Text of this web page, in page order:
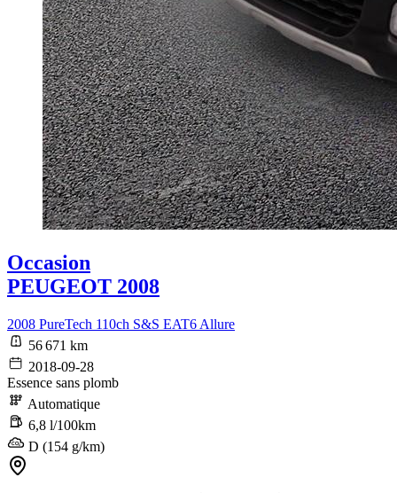
Occasion
PEUGEOT 2008
2008 PureTech 110ch S&S EAT6 Allure
56 671 km
2018-09-28
Essence sans plomb
Automatique
6,8 l/100km
D (154 g/km)